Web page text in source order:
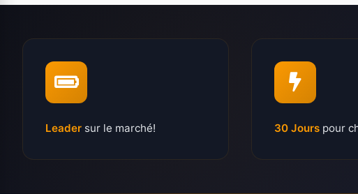
Leader sur le marché! 30 Jours pour